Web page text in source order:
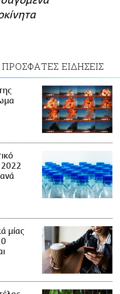
ΠΡΟΣΦΑΤΕΣ ΕΙΔΗΣΕΙΣ
2022
μίας